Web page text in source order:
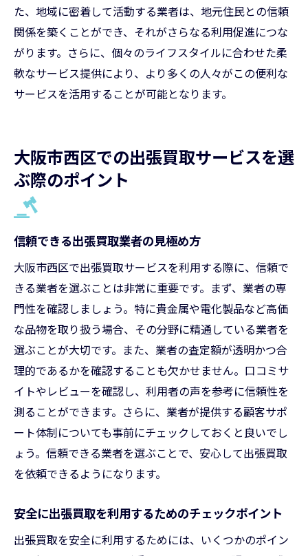
た、地域に密着して活動する業者は、地元住民との信頼
関係を築くことができ、それがさらなる利用促進につな
がります。さらに、個々のライフスタイルに合わせた柔
軟なサービス提供により、より多くの人々がこの便利な
サービスを活用することが可能となります。
大阪市西区での出張買取サービスを選
ぶ際のポイント
信頼できる出張買取業者の見極め方
大阪市西区で出張買取サービスを利用する際に、信頼で
きる業者を選ぶことは非常に重要です。まず、業者の専
門性を確認しましょう。特に貴金属や電化製品など高価
な品物を取り扱う場合、その分野に精通している業者を
選ぶことが大切です。また、業者の査定額が透明かつ合
理的であるかを確認することも欠かせません。口コミサ
イトやレビューを確認し、利用者の声を参考に信頼性を
測ることができます。さらに、業者が提供する顧客サポ
ート体制についても事前にチェックしておくと良いでし
ょう。信頼できる業者を選ぶことで、安心して出張買取
を依頼できるようになります。
安全に出張買取を利用するためのチェックポイント
出張買取を安全に利用するためには、いくつかのポイン